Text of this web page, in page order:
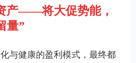
产——将大促势能，
量”
健康的盈利模式，最终都